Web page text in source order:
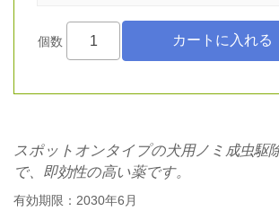
個数
スポットオンタイプの犬用ノミ成虫駆
で、即効性の高い薬です。
有効期限：2030年6月